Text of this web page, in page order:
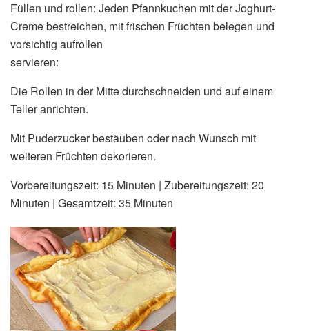
Füllen und rollen: Jeden Pfannkuchen mit der Joghurt-
Creme bestreichen, mit frischen Früchten belegen und
vorsichtig aufrollen
servieren:
Die Rollen in der Mitte durchschneiden und auf einem
Teller anrichten.
Mit Puderzucker bestäuben oder nach Wunsch mit
weiteren Früchten dekorieren.
Vorbereitungszeit: 15 Minuten | Zubereitungszeit: 20
Minuten | Gesamtzeit: 35 Minuten